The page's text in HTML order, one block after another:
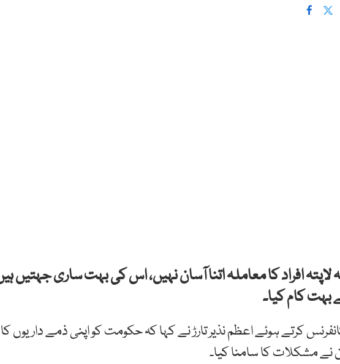
لاپتہ افراد کا معاملہ اتنا آسان نہیں، اس کی بہت ساری جہتیں
بہت کام کیا۔
کرتے ہوئے اعظم نذیر تارڑ نے کہا کہ حکومت کو اپنی ذمے داریوں کا
نے مشکلات کا سامنا کیا۔